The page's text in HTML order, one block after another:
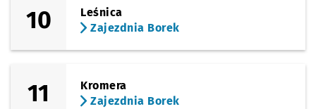
10
Leśnica
Zajezdnia Borek
11
Kromera
Zajezdnia Borek